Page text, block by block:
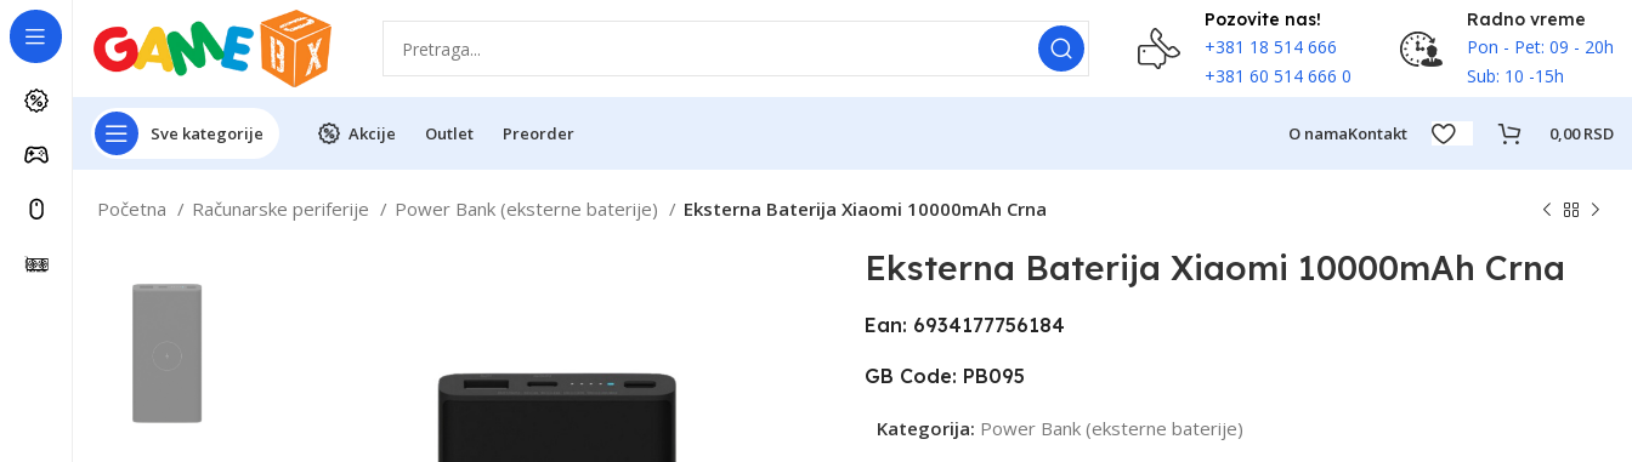
Pozovite nas!
+381 18 514 666
+381 60 514 666 0
Radno vreme
Pon - Pet: 09 - 20h
Sub: 10 -15h
Sve kategorije Akcije Outlet Preorder O namaKontakt 0,00RSD
Početna Računarske periferije Power Bank (eksterne baterije) Eksterna Baterija Xiaomi 10000mAh Crna
Eksterna Baterija Xiaomi 10000mAh Crna
Ean: 6934177756184
GB Code: PB095
Kategorija: Power Bank (eksterne baterije)